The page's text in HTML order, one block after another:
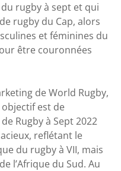
rugby à sept et qui
rugby du Cap, alors
et féminines du
être couronnées
de World Rugby,
est de
Rugby à Sept 2022
reflétant le
du rugby à VII, mais
l’Afrique du Sud. Au